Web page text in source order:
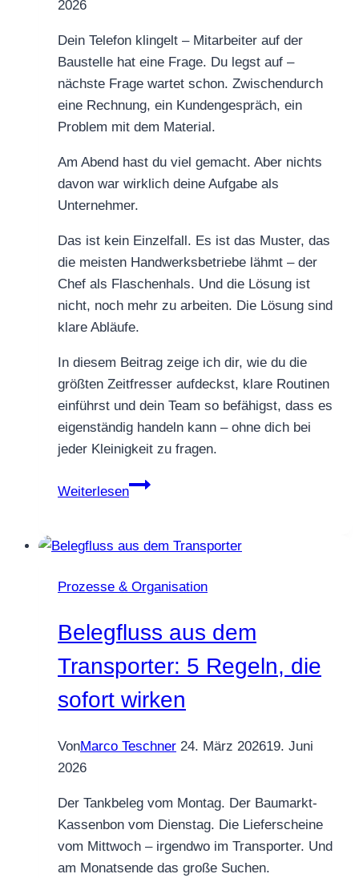
erreichst
2026
Dein Telefon klingelt – Mitarbeiter auf der
Baustelle hat eine Frage. Du legst auf –
nächste Frage wartet schon. Zwischendurch
eine Rechnung, ein Kundengespräch, ein
Problem mit dem Material.
Am Abend hast du viel gemacht. Aber nichts
davon war wirklich deine Aufgabe als
Unternehmer.
Das ist kein Einzelfall. Es ist das Muster, das
die meisten Handwerksbetriebe lähmt – der
Chef als Flaschenhals. Und die Lösung ist
nicht, noch mehr zu arbeiten. Die Lösung sind
klare Abläufe.
In diesem Beitrag zeige ich dir, wie du die
größten Zeitfresser aufdeckst, klare Routinen
einführst und dein Team so befähigst, dass es
eigenständig handeln kann – ohne dich bei
jeder Kleinigkeit zu fragen.
Weiterlesen
Wenn
deinen
läuft:
befreist
dich
aus
Hamsterrad
Prozesse & Organisation
Belegfluss aus dem
Transporter: 5 Regeln, die
sofort wirken
VonMarco Teschner 24. März 202619. Juni
2026
Der Tankbeleg vom Montag. Der Baumarkt-
Kassenbon vom Dienstag. Die Lieferscheine
vom Mittwoch – irgendwo im Transporter. Und
am Monatsende das große Suchen.